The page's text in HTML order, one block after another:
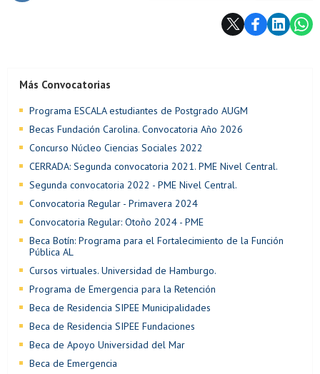
Más Convocatorias
Programa ESCALA estudiantes de Postgrado AUGM
Becas Fundación Carolina. Convocatoria Año 2026
Concurso Núcleo Ciencias Sociales 2022
CERRADA: Segunda convocatoria 2021. PME Nivel Central.
Segunda convocatoria 2022 - PME Nivel Central.
Convocatoria Regular - Primavera 2024
Convocatoria Regular: Otoño 2024 - PME
Beca Botín: Programa para el Fortalecimiento de la Función
Pública AL
Cursos virtuales. Universidad de Hamburgo.
Programa de Emergencia para la Retención
Beca de Residencia SIPEE Municipalidades
Beca de Residencia SIPEE Fundaciones
Beca de Apoyo Universidad del Mar
Beca de Emergencia